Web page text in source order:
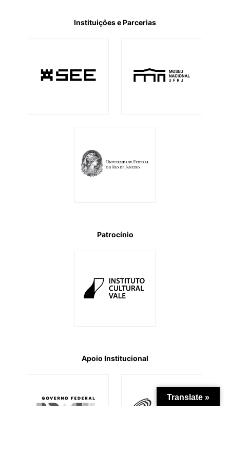
Instituições e Parcerias
Patrocínio
Apoio Institucional
Translate »